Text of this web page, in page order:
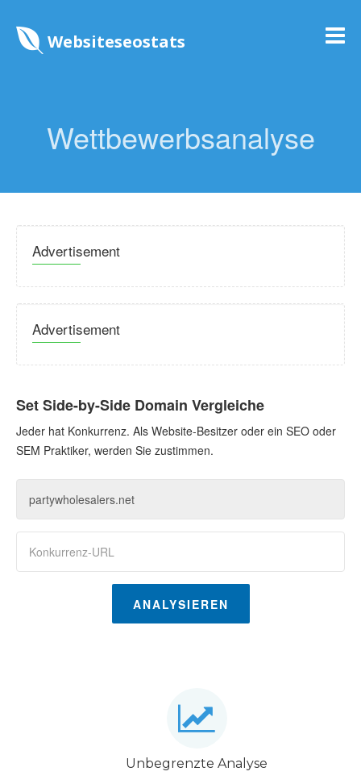
Websiteseostats
Wettbewerbsanalyse
Advertisement
Advertisement
Set Side-by-Side Domain Vergleiche
Jeder hat Konkurrenz. Als Website-Besitzer oder ein SEO oder
SEM Praktiker, werden Sie zustimmen.
ANALYSIEREN
Unbegrenzte Analyse